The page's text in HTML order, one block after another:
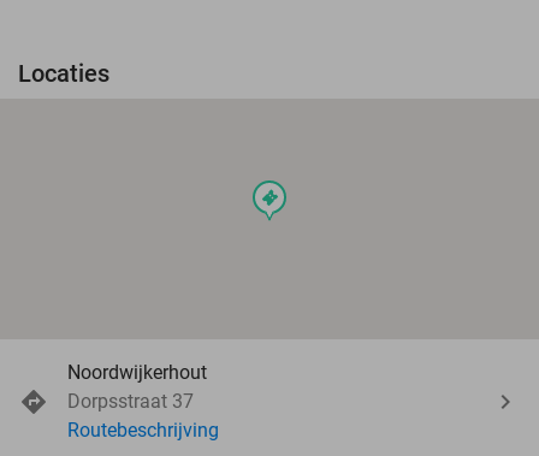
Locaties
events
Noordwijkerhout
Dorpsstraat 37
Routebeschrijving